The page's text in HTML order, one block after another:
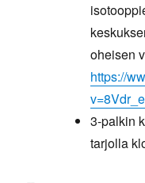
oheisen
https://
3-palkin
tarjolla